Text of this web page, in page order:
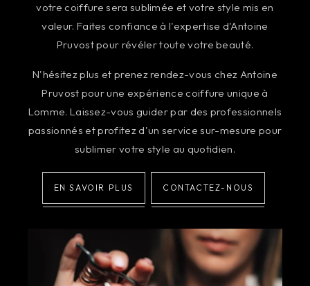
votre coiffure sera sublimée et votre style mis en
valeur. Faites confiance à l'expertise d'Antoine
Pruvost pour révéler toute votre beauté.
N'hésitez plus et prenez rendez-vous chez Antoine
Pruvost pour une expérience coiffure unique à
Lomme. Laissez-vous guider par des professionnels
passionnés et profitez d'un service sur-mesure pour
sublimer votre style au quotidien.
EN SAVOIR PLUS CONTACTEZ-NOUS